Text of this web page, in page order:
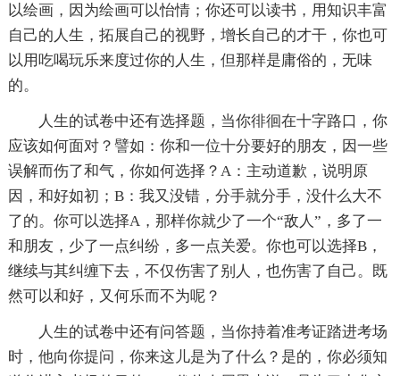
以绘画，因为绘画可以怡情；你还可以读书，用知识丰富
自己的人生，拓展自己的视野，增长自己的才干，你也可
以用吃喝玩乐来度过你的人生，但那样是庸俗的，无味
的。
人生的试卷中还有选择题，当你徘徊在十字路口，你
应该如何面对？譬如：你和一位十分要好的朋友，因一些
误解而伤了和气，你如何选择？A：主动道歉，说明原
因，和好如初；B：我又没错，分手就分手，没什么大不
了的。你可以选择A，那样你就少了一个“敌人”，多了一
和朋友，少了一点纠纷，多一点关爱。你也可以选择B，
继续与其纠缠下去，不仅伤害了别人，也伤害了自己。既
然可以和好，又何乐而不为呢？
人生的试卷中还有问答题，当你持着准考证踏进考场
时，他向你提问，你来这儿是为了什么？是的，你必须知